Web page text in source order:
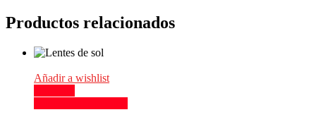
Productos relacionados
Añadir a wishlist